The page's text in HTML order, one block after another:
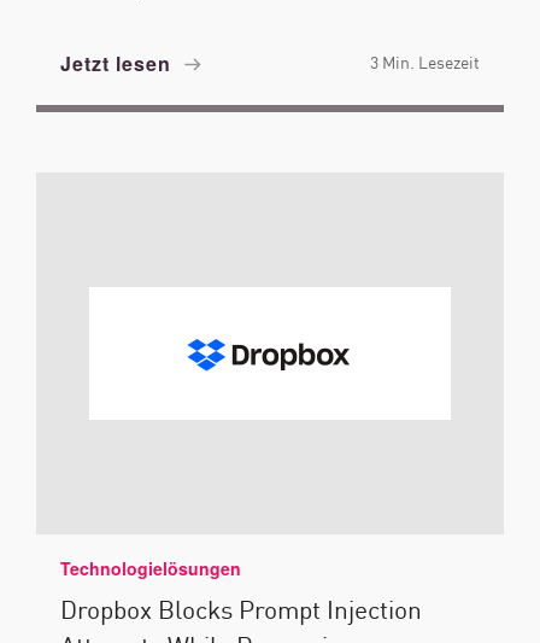
Jetzt lesen 3 Min. Lesezeit
Technologielösungen
Dropbox Blocks Prompt Injection